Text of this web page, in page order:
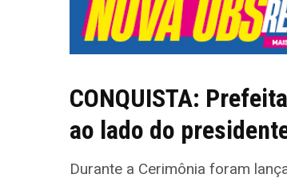
CONQUISTA:
ao lado do
Durante a Cerimônia foram